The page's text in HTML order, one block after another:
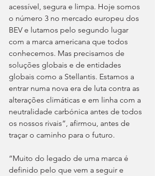
acessível, segura e limpa. Hoje somos
o número 3 no mercado europeu dos
BEV e lutamos pelo segundo lugar
com a marca americana que todos
conhecemos. Mas precisamos de
soluções globais e de entidades
globais como a Stellantis. Estamos a
entrar numa nova era de luta contra as
alterações climáticas e em linha com a
neutralidade carbónica antes de todos
os nossos rivais”, afirmou, antes de
traçar o caminho para o futuro.
“Muito do legado de uma marca é
definido pelo que vem a seguir e